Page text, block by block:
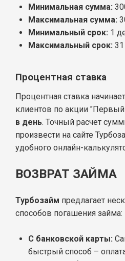
Минимальная сумма:
Максимальная сумма:
Минимальный срок: 1
Максимальный срок:
Процентная ставка
Процентная ставка
клиентов по акции
в день. Точный расчет
произвести на сайте
удобного онлайн-
ВОЗВРАТ ЗАЙМА
Турбозайм предлагает
способов погашения займа:
С банковской карты:
быстрый способ –